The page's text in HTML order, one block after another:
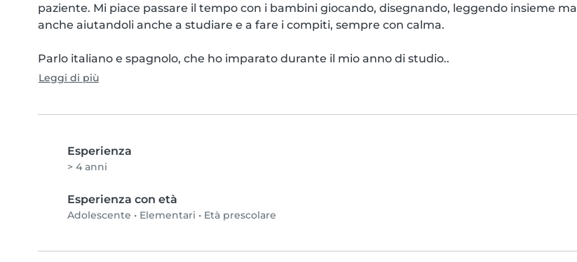
paziente. Mi piace passare il tempo con i bambini giocando, disegnando, leggendo insieme ma
anche aiutandoli anche a studiare e a fare i compiti, sempre con calma.
Parlo italiano e spagnolo, che ho imparato durante il mio anno di studio..
Leggi di più
Esperienza
> 4 anni
Esperienza con età
Adolescente • Elementari • Età prescolare